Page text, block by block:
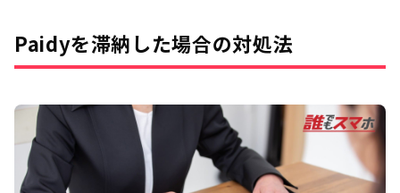
Paidyを滞納した場合の対処法